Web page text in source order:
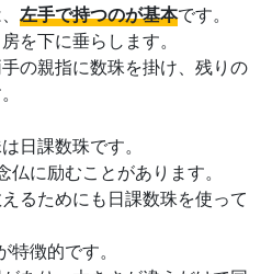
左手で持つのが基本です。
を下に垂らします。
の親指に数珠を掛け、残りの
日課数珠です。
に励むことがあります。
るためにも日課数珠を使って
徴的です。